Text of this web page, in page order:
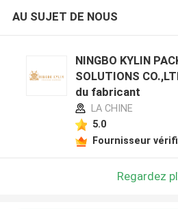
AU SUJET DE NOUS
NINGBO KYLIN
SOLUTIONS
du fabricant
LA CHINE
5.0
Fournisseur
Regardez